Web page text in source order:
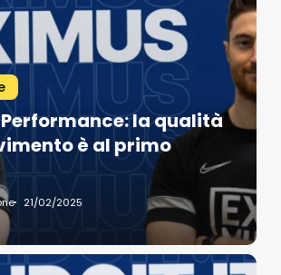
Performance: la qualità
è al primo
21/02/2025